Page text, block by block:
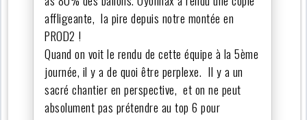
affligeante, la pire depuis notre montée en
PROD2 !
Quand on voit le rendu de cette équipe à la 5ème
journée, il y a de quoi être perplexe. Il y a un
sacré chantier en perspective, et on ne peut
absolument pas prétendre au top 6 pour